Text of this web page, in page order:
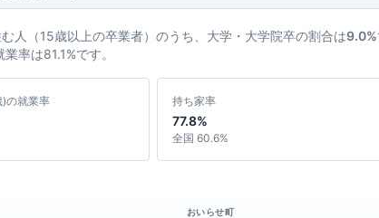
人（15歳以上の卒業者）のうち、大学・大学院卒の割合は9.0%
率は81.1%です。
の就業率 持ち家率
77.8%
全国 60.6%
おいらせ町